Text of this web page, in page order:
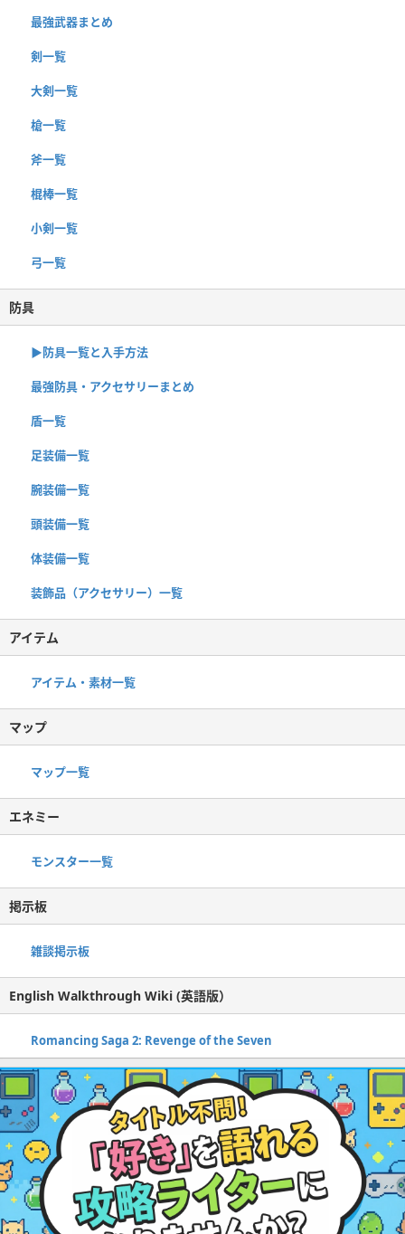
最強武器まとめ
剣一覧
大剣一覧
槍一覧
斧一覧
棍棒一覧
小剣一覧
弓一覧
防具
▶︎防具一覧と入手方法
最強防具・アクセサリーまとめ
盾一覧
足装備一覧
腕装備一覧
頭装備一覧
体装備一覧
装飾品（アクセサリー）一覧
アイテム
アイテム・素材一覧
マップ
マップ一覧
エネミー
モンスター一覧
掲示板
雑談掲示板
English Walkthrough Wiki (英語版）
Romancing Saga 2: Revenge of the Seven